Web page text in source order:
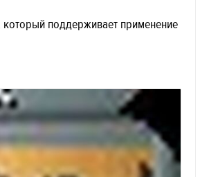
который поддерживает применение